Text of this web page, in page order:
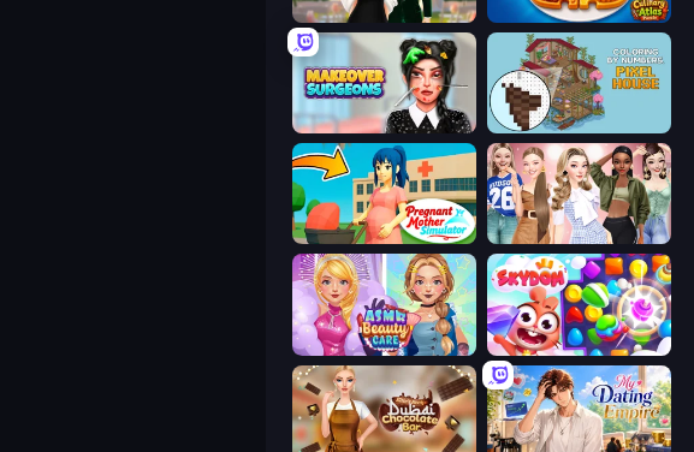
Valentine's Day Proposal Culinary Atlas
Makeover Surgeons
Pregnant Mother Simulator Fashion Week 2025
ASMR Beauty Care Skydom